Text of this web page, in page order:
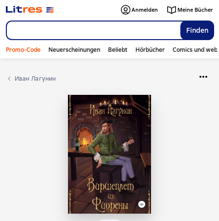
Finden
Anmelden Meine Bücher
Promo-Code Neuerscheinungen Beliebt Hörbücher Comics und
Иван Лагунин